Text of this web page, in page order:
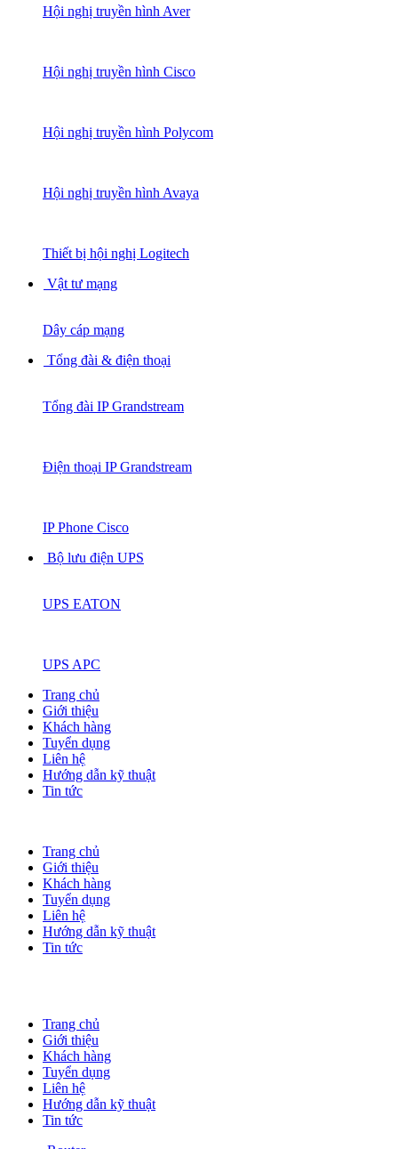
Hội nghị truyền hình Aver
Hội nghị truyền hình Cisco
Hội nghị truyền hình Polycom
Hội nghị truyền hình Avaya
Thiết bị hội nghị Logitech
Vật tư mạng
Dây cáp mạng
Tổng đài & điện thoại
Tổng đài IP Grandstream
Điện thoại IP Grandstream
IP Phone Cisco
Bộ lưu điện UPS
UPS EATON
UPS APC
Trang chủ
Giới thiệu
Khách hàng
Tuyển dụng
Liên hệ
Hướng dẫn kỹ thuật
Tin tức
Trang chủ
Giới thiệu
Khách hàng
Tuyển dụng
Liên hệ
Hướng dẫn kỹ thuật
Tin tức
Trang chủ
Giới thiệu
Khách hàng
Tuyển dụng
Liên hệ
Hướng dẫn kỹ thuật
Tin tức